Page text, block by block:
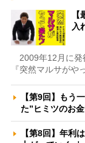
入
2009年12月に発
『突然マルサがや
【第9回】もう
た”ヒミツのお
【第8回】年利